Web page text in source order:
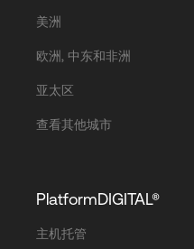
美洲
欧洲, 中东和非洲
亚太区
查看其他城市
PlatformDIGITAL®
主机托管